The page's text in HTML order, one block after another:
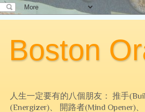
Boston
人生一定要有的八個朋友： 推手
(Energizer)、 開路者(Mind Opener)